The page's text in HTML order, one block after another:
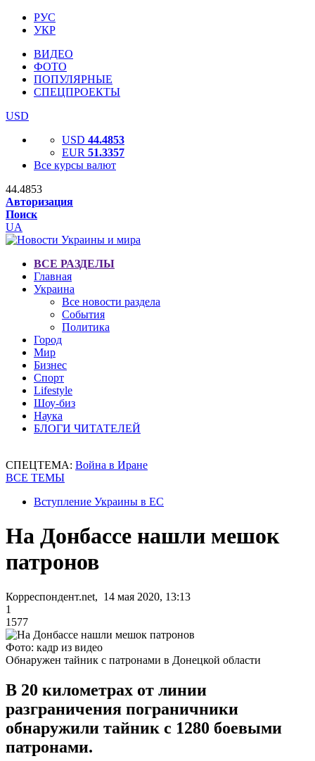
РУС
УКР
ВИДЕО
ФОТО
ПОПУЛЯРНЫЕ
СПЕЦПРОЕКТЫ
USD
USD 44.4853
EUR 51.3357
Все курсы валют
44.4853
Авторизация
Поиск
UA
ВСЕ РАЗДЕЛЫ
Главная
Украина
Все новости раздела
События
Политика
Город
Мир
Бизнес
Спорт
Lifestyle
Шоу-биз
Наука
БЛОГИ ЧИТАТЕЛЕЙ
СПЕЦТЕМА: Война в Иране
ВСЕ ТЕМЫ
Вступление Украины в ЕС
На Донбассе нашли мешок
патронов
Корреспондент.net, 14 мая 2020, 13:13
1
1577
Фото: кадр из видео
Обнаружен тайник с патронами в Донецкой области
В 20 километрах от линии
разграничения пограничники
обнаружили тайник с 1280 боевыми
патронами.